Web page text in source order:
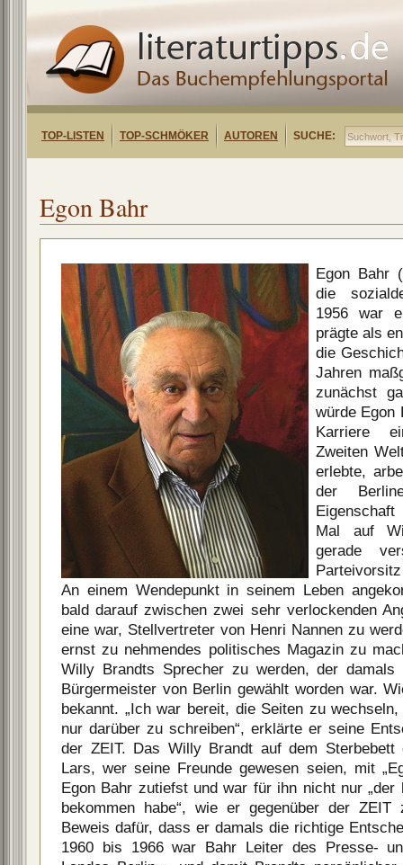
TOP-LISTEN TOP-SCHMÖKER AUTOREN SUCHE:
Egon Bahr
Egon Bahr
die
1956 war
prägte als
die
Jahren
zunächst
würde Egon
Karriere
Zweiten
erlebte,
der
Mal auf
gerade
An einem Wendepunkt in seinem Leben
bald darauf zwischen zwei sehr verlockenden
eine war, Stellvertreter von Henri Nannen zu
ernst zu nehmendes politisches Magazin zu
Willy Brandts Sprecher zu werden, der damals
Bürgermeister von Berlin gewählt worden war.
bekannt. „Ich war bereit, die Seiten zu
nur darüber zu schreiben“, erklärte er seine
der ZEIT. Das Willy Brandt auf dem Sterbebett
Lars, wer seine Freunde gewesen seien, mit
Egon Bahr zutiefst und war für ihn nicht nur
bekommen habe“, wie er gegenüber der ZEIT
Beweis dafür, dass er damals die richtige
1960 bis 1966 war Bahr Leiter des Presse-